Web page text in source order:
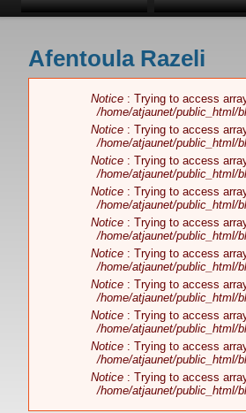
Vous êtes ici
Afentoula Razeli
Message
Notice : Trying to access
/home/atjaunet/public_html/
Notice : Trying to access
/home/atjaunet/public_html/
Notice : Trying to access
/home/atjaunet/public_html/
Notice : Trying to access
/home/atjaunet/public_html/
Notice : Trying to access
/home/atjaunet/public_html/
Notice : Trying to access
/home/atjaunet/public_html/
Notice : Trying to access
/home/atjaunet/public_html/
Notice : Trying to access
/home/atjaunet/public_html/
Notice : Trying to access
/home/atjaunet/public_html/
Notice : Trying to access
/home/atjaunet/public_html/